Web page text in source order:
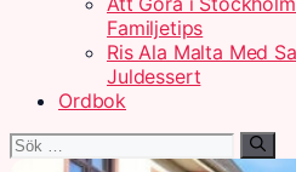
Familjetips
Ris Ala Malta Med
Juldessert
Ordbok
Sök